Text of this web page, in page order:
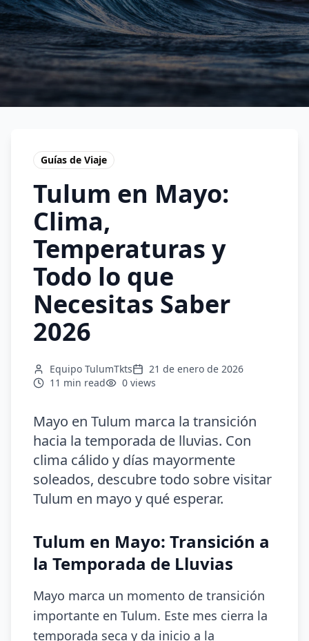
Guías de Viaje
Tulum en Mayo:
Clima,
Temperaturas y
Todo lo que
Necesitas Saber
2026
Equipo TulumTkts
21 de enero de 2026
11 min read 0 views
Mayo en Tulum marca la transición
hacia la temporada de lluvias. Con
clima cálido y días mayormente
soleados, descubre todo sobre visitar
Tulum en mayo y qué esperar.
Tulum en Mayo: Transición a
la Temporada de Lluvias
Mayo marca un momento de transición
importante en Tulum. Este mes cierra la
temporada seca y da inicio a la